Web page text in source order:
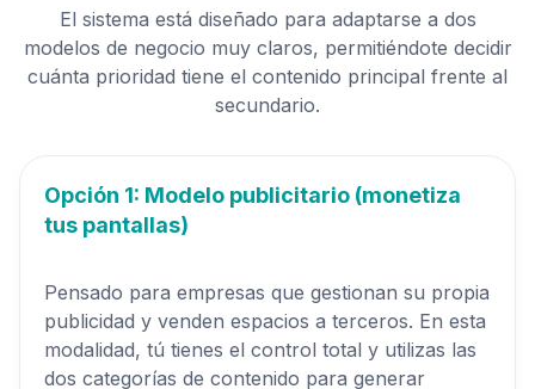
El sistema está diseñado para adaptarse a dos
modelos de negocio muy claros, permitiéndote decidir
cuánta prioridad tiene el contenido principal frente al
secundario.
Opción 1: Modelo publicitario (monetiza
tus pantallas)
Pensado para empresas que gestionan su propia
publicidad y venden espacios a terceros. En esta
modalidad, tú tienes el control total y utilizas las
dos categorías de contenido para generar